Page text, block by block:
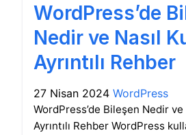
WordPress’de
Nedir ve Nasıl
Ayrıntılı Rehber
27 Nisan 2024 WordPress
WordPress’de Bileşen Nedir ve
Ayrıntılı Rehber WordPress